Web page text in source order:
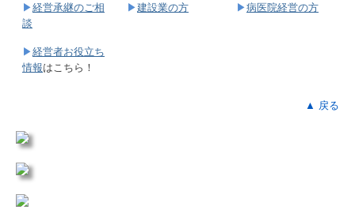
▶経営承継のご相
談
▶建設業の方 ▶病医院経営の方
▶経営者お役立ち
情報はこちら！
▲ 戻る